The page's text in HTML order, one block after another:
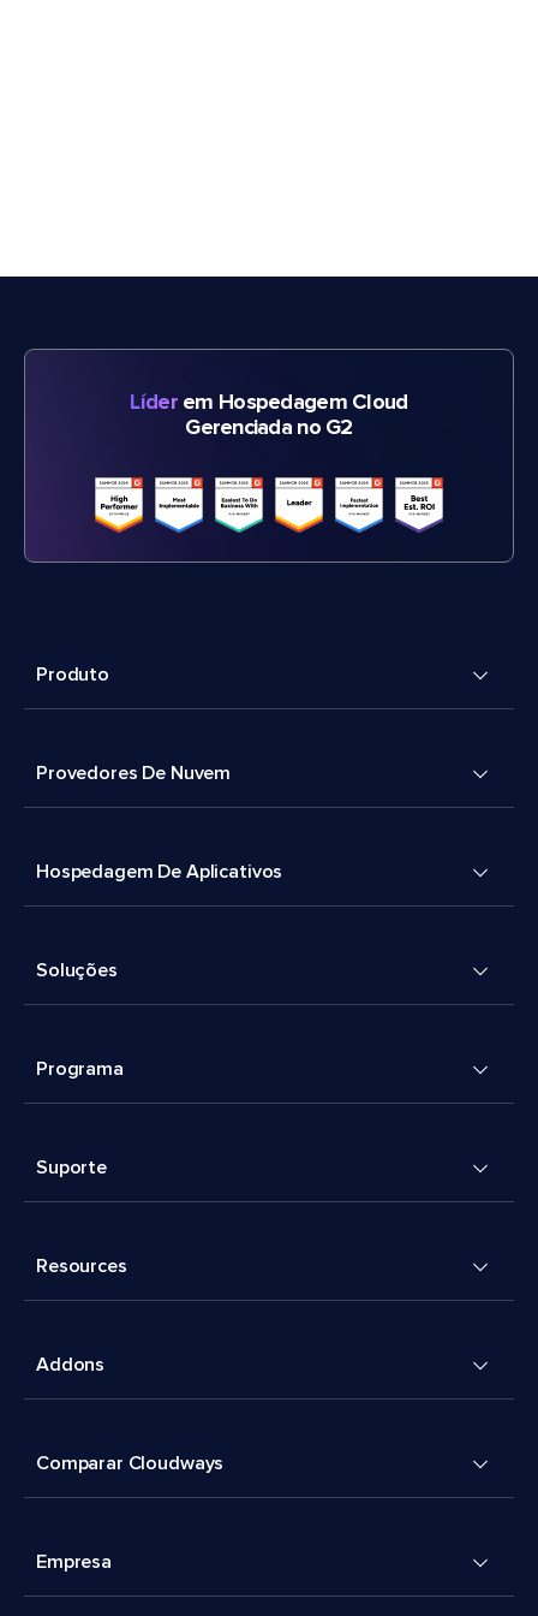
Líderem Hospedagem Cloud
Gerenciada no G2
Produto
Provedores De Nuvem
Hospedagem De Aplicativos
Soluções
Programa
Suporte
Resources
Addons
Comparar Cloudways
Empresa